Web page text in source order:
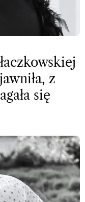
z
się